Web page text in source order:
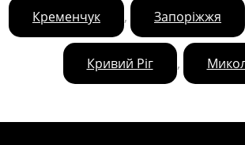
Кременчук , Запоріжжя
Кривий Ріг ,